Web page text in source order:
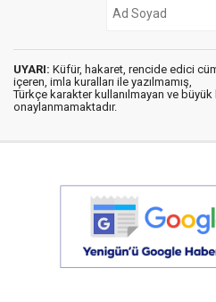
UYARI: Küfür, hakaret, rencide edici
içeren, imla kuralları ile yazılmamış,
Türkçe karakter kullanılmayan ve büyük
onaylanmamaktadır.